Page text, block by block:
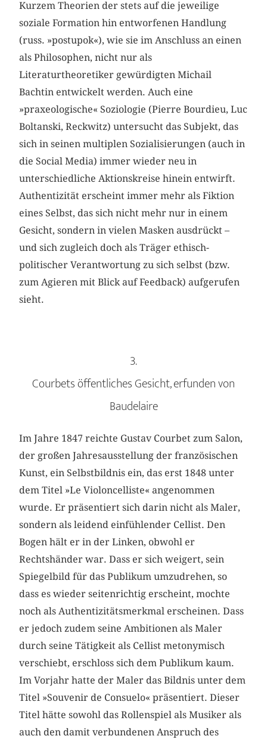
Kurzem Theorien der stets auf die jeweilige
soziale Formation hin entworfenen Handlung
(russ. »postupok«), wie sie im Anschluss an einen
als Philosophen, nicht nur als
Literaturtheoretiker gewürdigten Michail
Bachtin entwickelt werden. Auch eine
»praxeologische« Soziologie (Pierre Bourdieu, Luc
Boltanski, Reckwitz) untersucht das Subjekt, das
sich in seinen multiplen Sozialisierungen (auch in
die Social Media) immer wieder neu in
unterschiedliche Aktionskreise hinein entwirft.
Authentizität erscheint immer mehr als Fiktion
eines Selbst, das sich nicht mehr nur in einem
Gesicht, sondern in vielen Masken ausdrückt –
und sich zugleich doch als Träger ethisch-
politischer Verantwortung zu sich selbst (bzw.
zum Agieren mit Blick auf Feedback) aufgerufen
sieht.
3.
Courbets öffentliches Gesicht, erfunden von
Baudelaire
Im Jahre 1847 reichte Gustav Courbet zum Salon,
der großen Jahresausstellung der französischen
Kunst, ein Selbstbildnis ein, das erst 1848 unter
dem Titel »Le Violoncelliste« angenommen
wurde. Er präsentiert sich darin nicht als Maler,
sondern als leidend einfühlender Cellist. Den
Bogen hält er in der Linken, obwohl er
Rechtshänder war. Dass er sich weigert, sein
Spiegelbild für das Publikum umzudrehen, so
dass es wieder seitenrichtig erscheint, mochte
noch als Authentizitätsmerkmal erscheinen. Dass
er jedoch zudem seine Ambitionen als Maler
durch seine Tätigkeit als Cellist metonymisch
verschiebt, erschloss sich dem Publikum kaum.
Im Vorjahr hatte der Maler das Bildnis unter dem
Titel »Souvenir de Consuelo« präsentiert. Dieser
Titel hätte sowohl das Rollenspiel als Musiker als
auch den damit verbundenen Anspruch des